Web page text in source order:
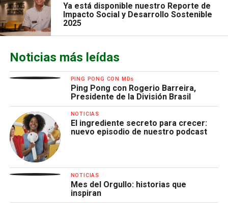
Ya está disponible nuestro Reporte de
Impacto Social y Desarrollo Sostenible
2025
Noticias más leídas
PING PONG CON MDs
Ping Pong con Rogerio Barreira,
Presidente de la División Brasil
NOTICIAS
El ingrediente secreto para crecer:
nuevo episodio de nuestro podcast
NOTICIAS
Mes del Orgullo: historias que
inspiran